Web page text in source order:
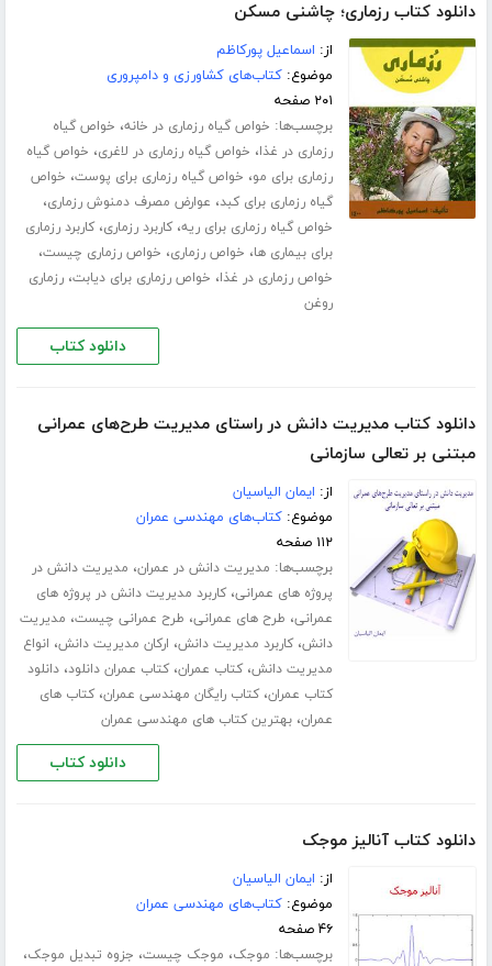
دانلود کتاب رزماری؛ چاشنی مسکن
از: اسماعیل پورکاظم
موضوع:کتاب‌های کشاورزی و دامپروری
۲۰۱ صفحه
برچسب‌ها: خواص گیاه رزماری در خانه، خواص گیاه
رزماری در غذا، خواص گیاه رزماری در لاغری، خواص گیاه
رزماری برای مو، خواص گیاه رزماری برای پوست، خواص
گیاه رزماری برای کبد، عوارض مصرف دمنوش رزماری،
خواص گیاه رزماری برای ریه،کاربرد رزماری،کاربرد رزماری
برای بیماری ها، خواص رزماری، خواص رزماری چیست،
خواص رزماری در غذا، خواص رزماری برای دیابت،رزماری
روغن
دانلود کتاب
دانلود کتاب مدیریت دانش در راستای مدیریت طرح‌های عمرانی
مبتنی بر تعالی سازمانی
از: ایمان الیاسیان
موضوع:کتاب‌های مهندسی عمران
۱۱۲ صفحه
برچسب‌ها: مدیریت دانش در عمران، مدیریت دانش در
پروژه های عمرانی،کاربرد مدیریت دانش در پروژه های
عمرانی، طرح های عمرانی، طرح عمرانی چیست، مدیریت
دانش،کاربرد مدیریت دانش، ارکان مدیریت دانش، انواع
مدیریت دانش،کتاب عمران،کتاب عمران دانلود،دانلود
کتاب عمران،کتاب رایگان مهندسی عمران،کتاب های
عمران،بهترین کتاب های مهندسی عمران
دانلود کتاب
دانلود کتاب آنالیز موجک
از: ایمان الیاسیان
موضوع:کتاب‌های مهندسی عمران
۴۶ صفحه
برچسب‌ها: موجک، موجک چیست، جزوه تبدیل موجک،